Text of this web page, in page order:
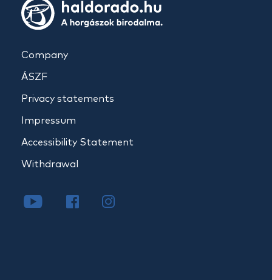
Company
ÁSZF
Privacy statements
Impressum
Accessibility Statement
Withdrawal